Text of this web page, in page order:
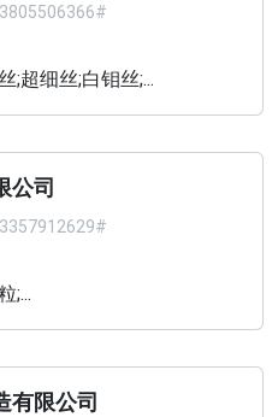
;超细丝;白钼丝;...
公司
;...
有限公司